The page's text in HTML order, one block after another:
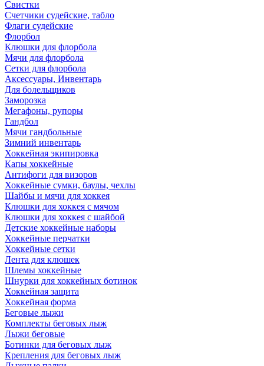
Свистки
Счетчики судейские, табло
Флаги судейские
Флорбол
Клюшки для флорбола
Мячи для флорбола
Сетки для флорбола
Аксессуары, Инвентарь
Для болельщиков
Заморозка
Мегафоны, рупоры
Гандбол
Мячи гандбольные
Зимний инвентарь
Хоккейная экипировка
Капы хоккейные
Антифоги для визоров
Хоккейные сумки, баулы, чехлы
Шайбы и мячи для хоккея
Клюшки для хоккея с мячом
Клюшки для хоккея с шайбой
Детские хоккейные наборы
Хоккейные перчатки
Хоккейные сетки
Лента для клюшек
Шлемы хоккейные
Шнурки для хоккейных ботинок
Хоккейная защита
Хоккейная форма
Беговые лыжи
Комплекты беговых лыж
Лыжи беговые
Ботинки для беговых лыж
Крепления для беговых лыж